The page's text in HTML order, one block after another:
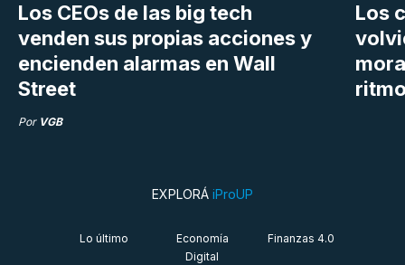
Los CEOs de las big tech
venden sus propias acciones y
encienden alarmas en Wall
Street
Por VGB
Los
EXPLORÁ iProUP
Lo último
Economía
Digital
Finanzas 4.0